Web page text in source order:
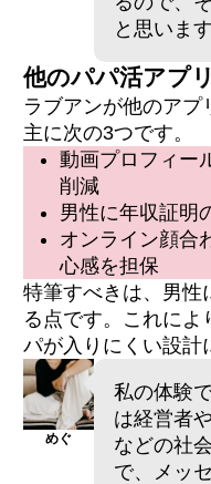
と思います
他のパパ活アプ
ラブアンが他のアプ
主に次の3つです。
動画プロフィー
削減
男性に年収証明
オンライン顔合
心感を担保
特筆すべきは、男性
る点です。これに
パが入りにくい設計
めぐ
私の体験
は経営者
などの社
で、メッ